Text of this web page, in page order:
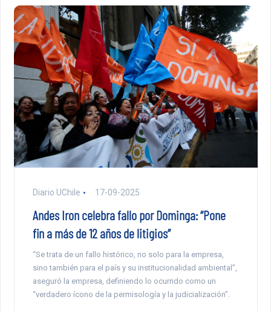
Diario UChile 17-09-2025
Andes Iron celebra fallo por Dominga: “Pone
fin a más de 12 años de litigios”
“Se trata de un fallo histórico, no solo para la empresa,
sino también para el país y su institucionalidad ambiental”,
aseguró la empresa, definiendo lo ocurrido como un
“verdadero ícono de la permisología y la judicialización”.